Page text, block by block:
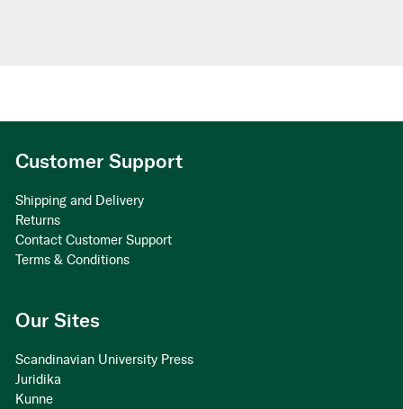
Customer Support
Shipping and Delivery
Returns
Contact Customer Support
Terms & Conditions
Our Sites
Scandinavian University Press
Juridika
Kunne